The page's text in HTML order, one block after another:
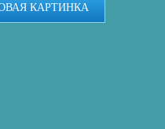
КАРТИНКА